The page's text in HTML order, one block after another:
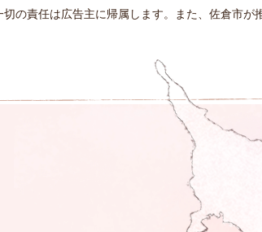
の責任は広告主に帰属します。また、佐倉市が